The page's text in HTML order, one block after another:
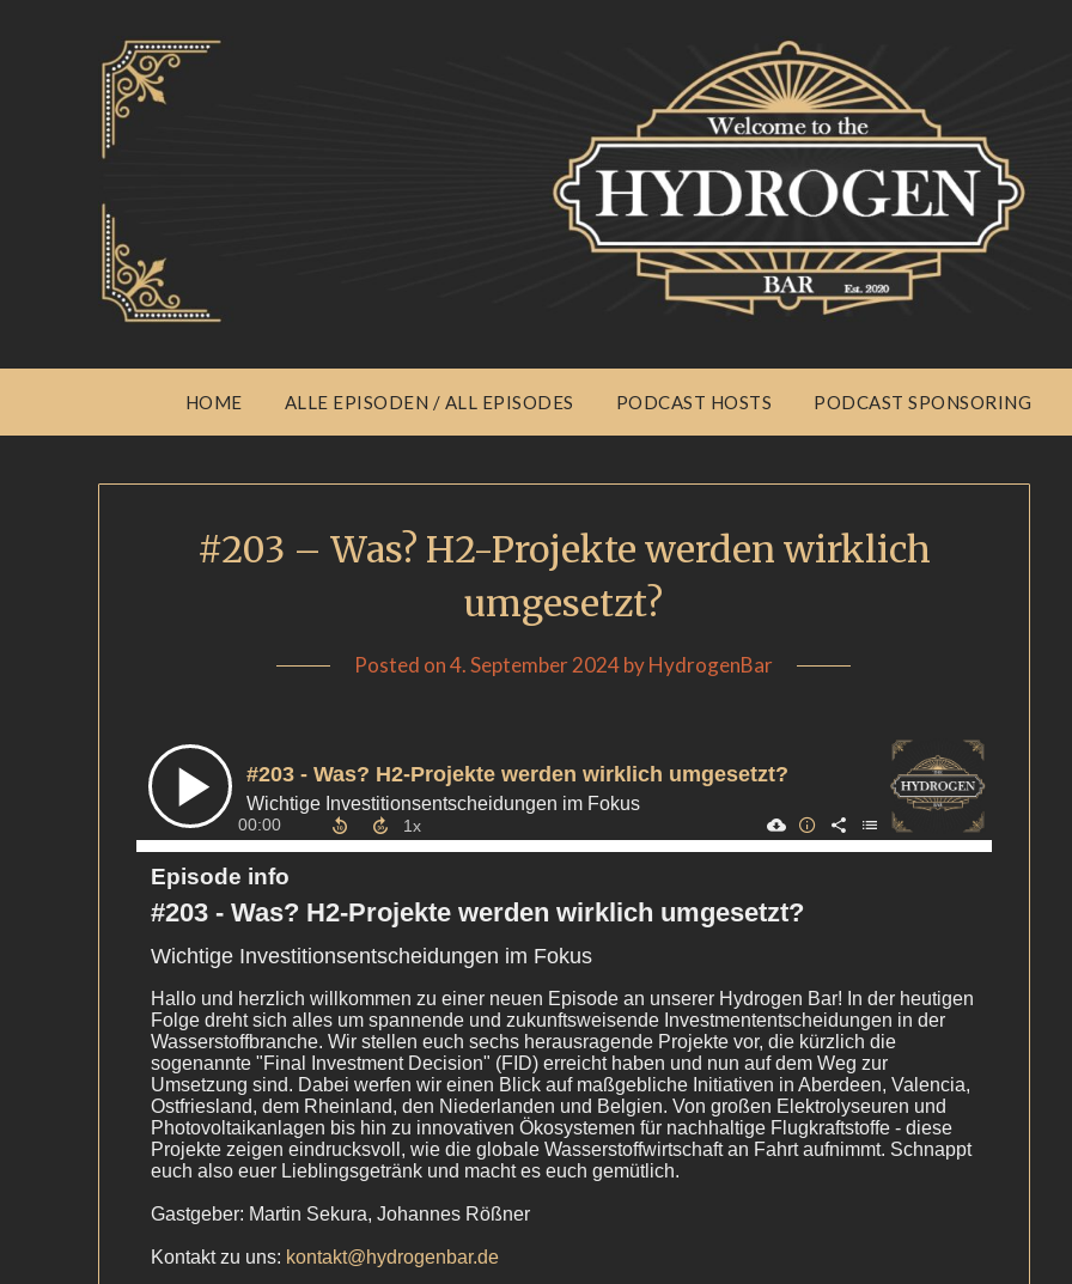
HOME ALLE EPISODEN / ALL EPISODES PODCAST HOSTS PODCAST SPONSORING
#203 – Was? H2-Projekte werden wirklich
umgesetzt?
Posted on4. September 2024byHydrogenBar